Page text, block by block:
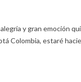
y gran emoción
Colombia, estaré